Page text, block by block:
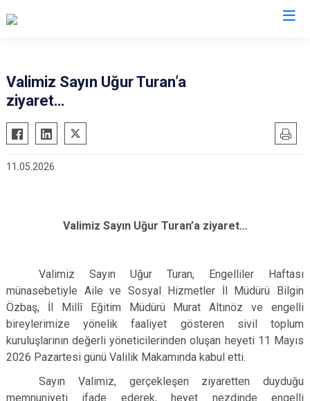
Valimiz Sayın Uğur Turan’a
ziyaret…
11.05.2026
Valimiz Sayın Uğur Turan’a ziyaret…
Valimiz Sayın Uğur Turan, Engelliler Haftası
münasebetiyle Aile ve Sosyal Hizmetler İl Müdürü Bilgin
Özbaş, İl Millî Eğitim Müdürü Murat Altınöz ve engelli
bireylerimize yönelik faaliyet gösteren sivil toplum
kuruluşlarının değerli yöneticilerinden oluşan heyeti 11 Mayıs
2026 Pazartesi günü Valilik Makamında kabul etti.
Sayın Valimiz, gerçekleşen ziyaretten duyduğu
memnuniyeti ifade ederek, heyet nezdinde engelli